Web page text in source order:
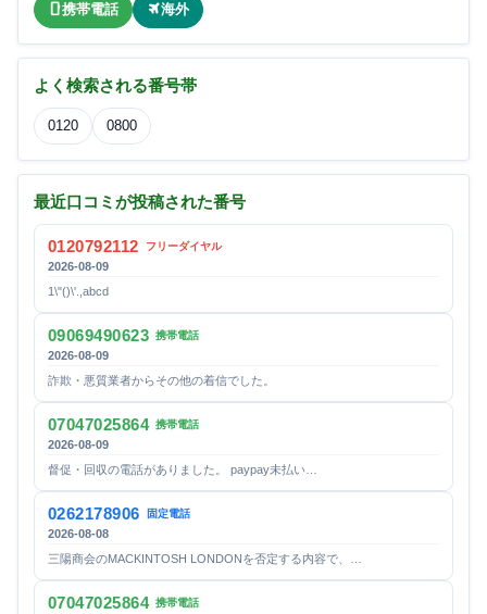
携帯電話 海外
よく検索される番号帯
0120 0800
最近口コミが投稿された番号
0120792112 フリーダイヤル
2026-08-09
1\"()\'.,abcd
09069490623 携帯電話
2026-08-09
詐欺・悪質業者からその他の着信でした。
07047025864 携帯電話
2026-08-09
督促・回収の電話がありました。 paypay未払い…
0262178906 固定電話
2026-08-08
三陽商会のMACKINTOSH LONDONを否定する内容で、…
07047025864 携帯電話